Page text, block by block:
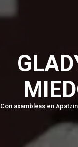
Con asambleas en